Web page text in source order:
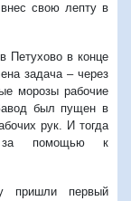
свою лепту в
Петухово в конце
задача – через
морозы рабочие
был пущен в
рук. И тогда
за помощью к
пришли первый